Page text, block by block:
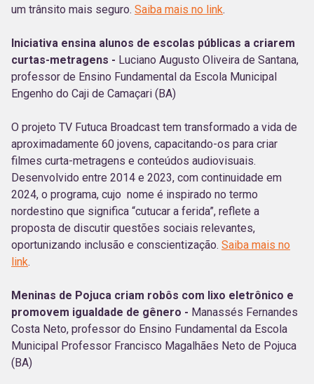
um trânsito mais seguro. Saiba mais no link.
Iniciativa ensina alunos de escolas públicas a criarem
curtas-metragens - Luciano Augusto Oliveira de Santana,
professor de Ensino Fundamental da Escola Municipal
Engenho do Caji de Camaçari (BA)
O projeto TV Futuca Broadcast tem transformado a vida de
aproximadamente 60 jovens, capacitando-os para criar
filmes curta-metragens e conteúdos audiovisuais.
Desenvolvido entre 2014 e 2023, com continuidade em
2024, o programa, cujo nome é inspirado no termo
nordestino que significa “cutucar a ferida”, reflete a
proposta de discutir questões sociais relevantes,
oportunizando inclusão e conscientização. Saiba mais no
link.
Meninas de Pojuca criam robôs com lixo eletrônico e
promovem igualdade de gênero - Manassés Fernandes
Costa Neto, professor do Ensino Fundamental da Escola
Municipal Professor Francisco Magalhães Neto de Pojuca
(BA)